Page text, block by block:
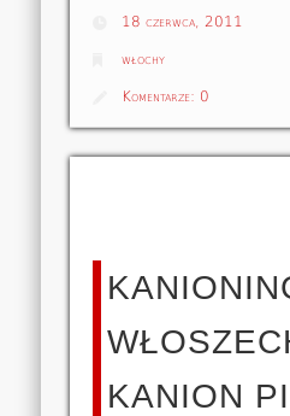
18 czerwca, 2011
włochy
Komentarze: 0
KANION